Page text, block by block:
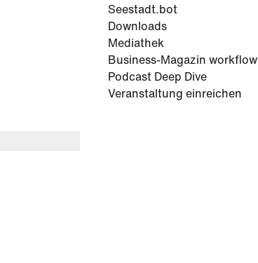
Seestadt.bot
Downloads
Mediathek
Business-Magazin workflow
Podcast Deep Dive
Veranstaltung einreichen